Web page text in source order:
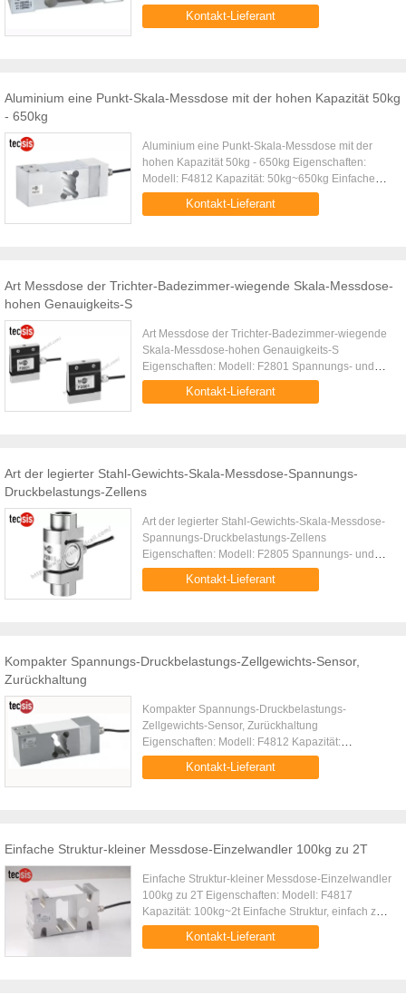
Struktur, einfach zu installieren Klein mit Profil
Hohe umfassende Pr...
Kontakt-Lieferant
Aluminium eine Punkt-Skala-Messdose mit der hohen Kapazität 50kg
- 650kg
Aluminium eine Punkt-Skala-Messdose mit der
hohen Kapazität 50kg - 650kg Eigenschaften:
Modell: F4812 Kapazität: 50kg~650kg Einfache
Struktur, einfach zu installieren Hohe umfassende
Präzision, hohe Stabilität ...
Kontakt-Lieferant
Art Messdose der Trichter-Badezimmer-wiegende Skala-Messdose-
hohen Genauigkeits-S
Art Messdose der Trichter-Badezimmer-wiegende
Skala-Messdose-hohen Genauigkeits-S
Eigenschaften: Modell: F2801 Spannungs- und
Druckbelastungszelle Hohe umfassende
Präzision, hohe Stabilität Einfache Struktur, ...
Kontakt-Lieferant
Art der legierter Stahl-Gewichts-Skala-Messdose-Spannungs-
Druckbelastungs-Zellens
Art der legierter Stahl-Gewichts-Skala-Messdose-
Spannungs-Druckbelastungs-Zellens
Eigenschaften: Modell: F2805 Spannungs- und
Druckbelastungszelle Hohe umfassende
Präzision, hohe Stabilität Kompaktbauweise, ...
Kontakt-Lieferant
Kompakter Spannungs-Druckbelastungs-Zellgewichts-Sensor,
Zurückhaltung
Kompakter Spannungs-Druckbelastungs-
Zellgewichts-Sensor, Zurückhaltung
Eigenschaften: Modell: F4812 Kapazität:
50kg~650kg Gemacht von der Aluminiumlegierung
Einfache Struktur, einfach zu installieren Hohe ...
Kontakt-Lieferant
Einfache Struktur-kleiner Messdose-Einzelwandler 100kg zu 2T
Einfache Struktur-kleiner Messdose-Einzelwandler
100kg zu 2T Eigenschaften: Modell: F4817
Kapazität: 100kg~2t Einfache Struktur, einfach zu
installieren Hohe umfassende Präzision, hohe
Stabilität Gemacht von ...
Kontakt-Lieferant